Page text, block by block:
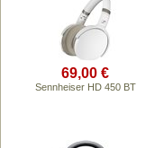
69,00 €
Sennheiser HD 450 BT